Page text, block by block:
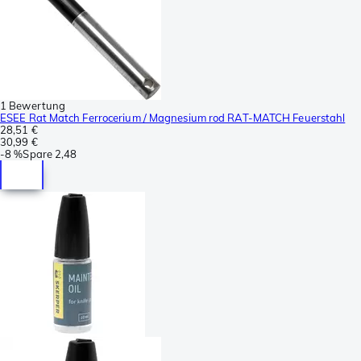
1 Bewertung
ESEE Rat Match Ferrocerium / Magnesium rod RAT-MATCH Feuerstahl
28,51 €
30,99 €
-8 %Spare 2,48